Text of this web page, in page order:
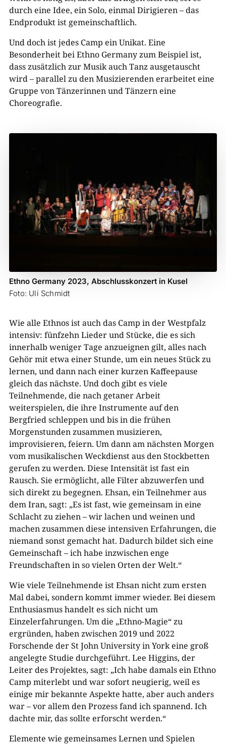
durch eine Idee, ein Solo, einmal Dirigieren – das
Endprodukt ist gemeinschaftlich.
Und doch ist jedes Camp ein Unikat. Eine
Besonderheit bei Ethno Germany zum Beispiel ist,
dass zusätzlich zur Musik auch Tanz ausgetauscht
wird – parallel zu den Musizierenden erarbeitet eine
Gruppe von Tänzerinnen und Tänzern eine
Choreografie.
Ethno Germany 2023, Abschlusskonzert in Kusel
Foto: Uli Schmidt
Wie alle Ethnos ist auch das Camp in der Westpfalz
intensiv: fünfzehn Lieder und Stücke, die es sich
innerhalb weniger Tage anzueignen gilt, alles nach
Gehör mit etwa einer Stunde, um ein neues Stück zu
lernen, und dann nach einer kurzen Kaffeepause
gleich das nächste. Und doch gibt es viele
Teilnehmende, die nach getaner Arbeit
weiterspielen, die ihre Instrumente auf den
Bergfried schleppen und bis in die frühen
Morgenstunden zusammen musizieren,
improvisieren, feiern. Um dann am nächsten Morgen
vom musikalischen Weckdienst aus den Stockbetten
gerufen zu werden. Diese Intensität ist fast ein
Rausch. Sie ermöglicht, alle Filter abzuwerfen und
sich direkt zu begegnen. Ehsan, ein Teilnehmer aus
dem Iran, sagt: „Es ist fast, wie gemeinsam in eine
Schlacht zu ziehen – wir lachen und weinen und
machen zusammen diese intensiven Erfahrungen, die
niemand sonst gemacht hat. Dadurch bildet sich eine
Gemeinschaft – ich habe inzwischen enge
Freundschaften in so vielen Orten der Welt.“
Wie viele Teilnehmende ist Ehsan nicht zum ersten
Mal dabei, sondern kommt immer wieder. Bei diesem
Enthusiasmus handelt es sich nicht um
Einzelerfahrungen. Um die „Ethno-Magie“ zu
ergründen, haben zwischen 2019 und 2022
Forschende der St John University in York eine groß
angelegte Studie durchgeführt. Lee Higgins, der
Leiter des Projektes, sagt: „Ich habe damals ein Ethno
Camp miterlebt und war sofort neugierig, weil es
einige mir bekannte Aspekte hatte, aber auch anders
war – vor allem den Prozess fand ich spannend. Ich
dachte mir, das sollte erforscht werden.“
Elemente wie gemeinsames Lernen und Spielen